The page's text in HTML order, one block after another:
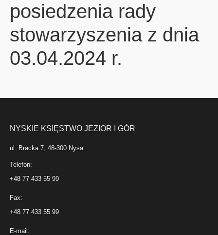
posiedzenia rady
stowarzyszenia z dnia
03.04.2024 r.
NYSKIE KSIĘSTWO JEZIOR I GÓR
ul. Bracka 7, 48-300 Nysa
Telefon:
+48 77 433 55 99
Fax:
+48 77 433 55 99
E-mail: